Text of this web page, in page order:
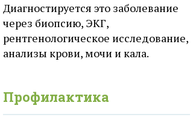
Диагностируется это заболевание
через биопсию, ЭКГ,
рентгенологическое исследование,
анализы крови, мочи и кала.
Профилактика